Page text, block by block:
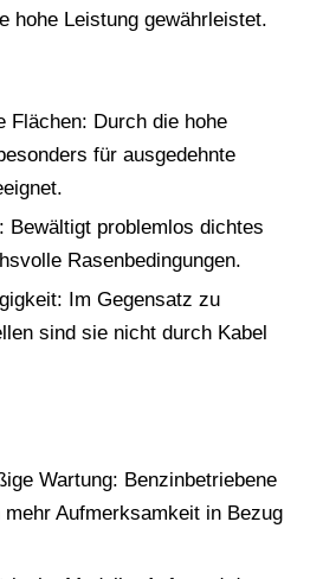
hohe Leistung gewährleistet.
Flächen: Durch die hohe
für ausgedehnte
Bewältigt problemlos dichtes
Rasenbedingungen.
Im Gegensatz zu
sind sie nicht durch Kabel
Wartung: Benzinbetriebene
mehr Aufmerksamkeit in Bezug